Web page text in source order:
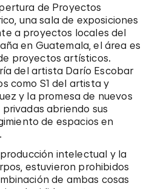
de Proyectos
una sala de exposiciones
a proyectos locales del
en Guatemala, el área es
proyectos artísticos.
del artista Darío Escobar
como S1 del artista y
y la promesa de nuevos
abriendo sus
de espacios en
intelectual y la
estuvieron prohibidos
de ambas cosas